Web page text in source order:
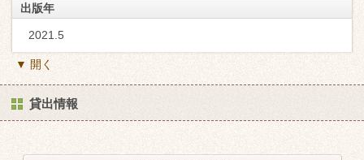
出版年
2021.5
▼ 開く
貸出情報